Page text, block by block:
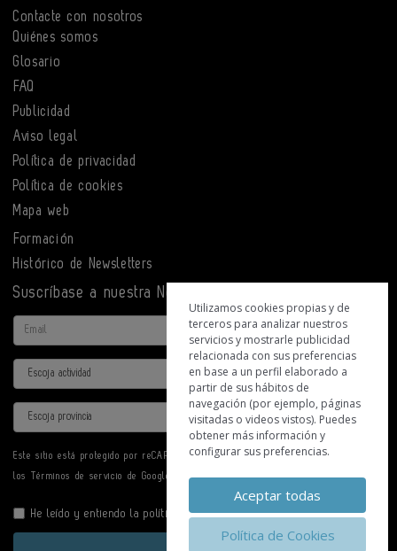
Contacte con nosotros
Quiénes somos
Glosario
FAQ
Publicidad
Aviso legal
Política de privacidad
Política de cookies
Mapa web
Formación
Histórico de Newsletters
Suscríbase a nuestra Newsletter
Email
Actividad
Provincia
Este sitio está protegido por reCAPTCHA y se aplican laPolítica de privacidad
los Términos de servicio de Google.
He leído y entiendo lapolítica de privacidad
Utilizamos cookies propias y de
terceros para analizar nuestros
servicios y mostrarle publicidad
relacionada con sus preferencias
en base a un perfil elaborado a
partir de sus hábitos de
navegación (por ejemplo, páginas
visitadas o videos vistos). Puedes
obtener más información y
configurar sus preferencias.
Aceptar todas
Política de Cookies